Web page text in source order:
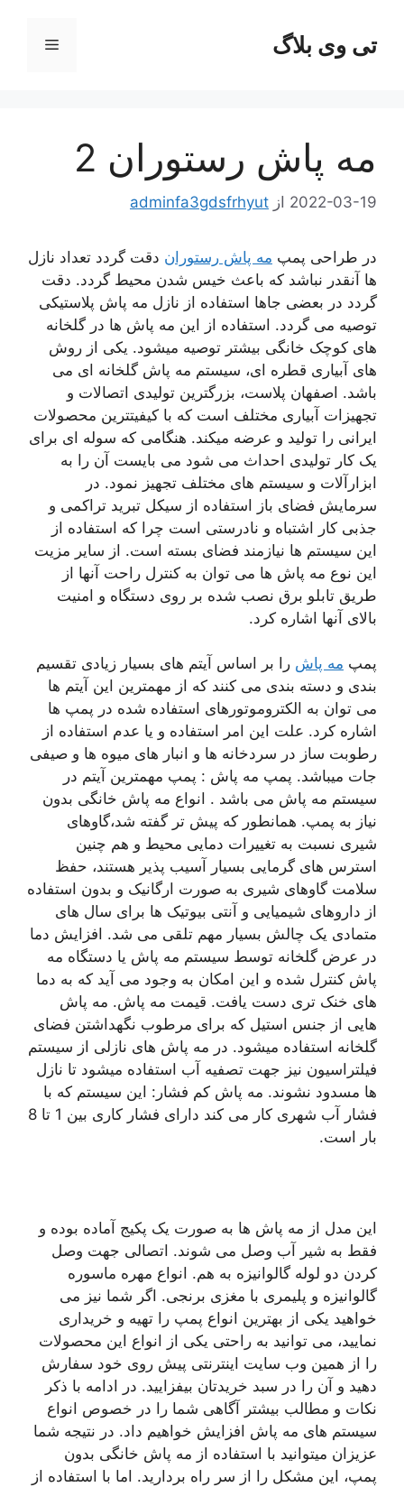
محتواتی وی بلاگ فهرست
مه پاش رستوران 2
2022-03-19 از adminfa3gdsfrhyut
در طراحی پمپ مه پاش رستوران دقت گردد تعداد نازل
ها آنقدر نباشد که باعث خیس شدن محیط گردد. دقت
گردد در بعضی جاها استفاده از نازل مه پاش پلاستیکی
توصیه می گردد. استفاده از این مه پاش ها در گلخانه
های کوچک خانگی بیشتر توصیه میشود. یکی از روش
های آبیاری قطره ای، سیستم مه پاش گلخانه ای می
باشد. اصفهان پلاست، بزرگترین تولیدی اتصالات و
تجهیزات آبیاری مختلف است که با کیفیتترین محصولات
ایرانی را تولید و عرضه میکند. هنگامی که سوله ای برای
یک کار تولیدی احداث می شود می بایست آن را به
ابزارآلات و سیستم های مختلف تجهیز نمود. در
سرمایش فضای باز استفاده از سیکل تبرید تراکمی و
جذبی کار اشتباه و نادرستی است چرا که استفاده از
این سیستم ها نیازمند فضای بسته است. از سایر مزیت
این نوع مه پاش ها می توان به کنترل راحت آنها از
طریق تابلو برق نصب شده بر روی دستگاه و امنیت
بالای آنها اشاره کرد.
پمپ مه پاش را بر اساس آیتم های بسیار زیادی تقسیم
بندی و دسته بندی می کنند که از مهمترین این آیتم ها
می توان به الکتروموتورهای استفاده شده در پمپ ها
اشاره کرد. علت این امر استفاده و یا عدم استفاده از
رطوبت ساز در سردخانه ها و انبار های میوه ها و صیفی
جات میباشد. پمپ مه پاش : پمپ مهمترین آیتم در
سیستم مه پاش می باشد . انواع مه پاش خانگی بدون
نیاز به پمپ. همانطور که پیش تر گفته شد،گاوهای
شیری نسبت به تغییرات دمایی محیط و هم چنین
استرس های گرمایی بسیار آسیب پذیر هستند، حفظ
سلامت گاوهای شیری به صورت ارگانیک و بدون استفاده
از داروهای شیمیایی و آنتی بیوتیک ها برای سال های
متمادی یک چالش بسیار مهم تلقی می شد. افزایش دما
در عرض گلخانه توسط سیستم مه پاش یا دستگاه مه
پاش کنترل شده و این امکان به وجود می آید که به دما
های خنک تری دست یافت. قیمت مه پاش. مه پاش
هایی از جنس استیل که برای مرطوب نگهداشتن فضای
گلخانه استفاده میشود. در مه پاش های نازلی از سیستم
فیلتراسیون نیز جهت تصفیه آب استفاده میشود تا نازل
ها مسدود نشوند. مه پاش کم فشار: این سیستم که با
فشار آب شهری کار می کند دارای فشار کاری بین 1 تا 8
بار است.
این مدل از مه پاش ها به صورت یک پکیج آماده بوده و
فقط به شیر آب وصل می شوند. اتصالی جهت وصل
کردن دو لوله گالوانیزه به هم. انواع مهره ماسوره
گالوانیزه و پلیمری با مغزی برنجی. اگر شما نیز می
خواهید یکی از بهترین انواع پمپ را تهیه و خریداری
نمایید، می توانید به راحتی یکی از انواع این محصولات
را از همین وب سایت اینترنتی پیش روی خود سفارش
دهید و آن را در سبد خریدتان بیفزایید. در ادامه با ذکر
نکات و مطالب بیشتر آگاهی شما را در خصوص انواع
سیستم های مه پاش افزایش خواهیم داد. در نتیجه شما
عزیزان میتوانید با استفاده از مه پاش خانگی بدون
پمپ، این مشکل را از سر راه بردارید. اما با استفاده از